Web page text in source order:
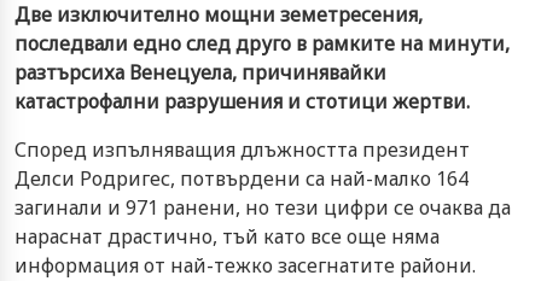
Две изключително мощни земетресения,
последвали едно след друго в рамките на минути,
разтърсиха Венецуела, причинявайки
катастрофални разрушения и стотици жертви.
Според изпълняващия длъжността президент
Делси Родригес, потвърдени са най-малко 164
загинали и 971 ранени, но тези цифри се очаква да
нараснат драстично, тъй като все още няма
информация от най-тежко засегнатите райони.